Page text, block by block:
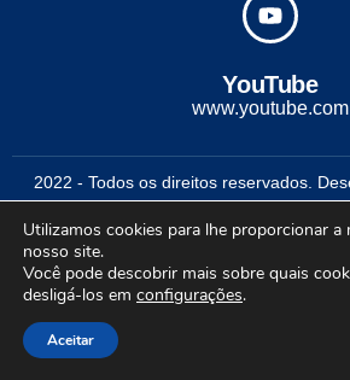
YouTube
www.youtube.com
2022 - Todos os direitos reservados.
Conexão Soluções
Utilizamos cookies para lhe proporcionar a
nosso site.
Você pode descobrir mais sobre quais
desligá-los em configurações.
Aceitar